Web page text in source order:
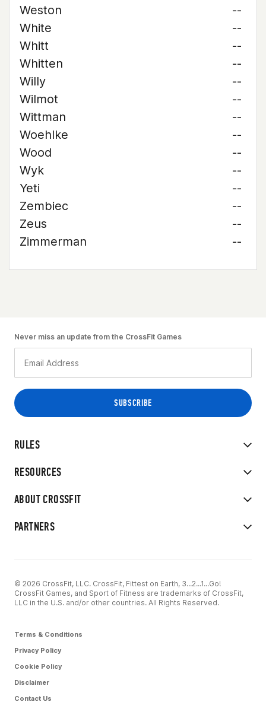
Weston
--
White
--
Whitt
--
Whitten
--
Willy
--
Wilmot
--
Wittman
--
Woehlke
--
Wood
--
Wyk
--
Yeti
--
Zembiec
--
Zeus
--
Zimmerman
--
RULES
RESOURCES
ABOUT CROSSFIT
PARTNERS
Never miss an update from the CrossFit Games
© 2026 CrossFit, LLC. CrossFit, Fittest on Earth, 3...2...1...Go!
CrossFit Games, and Sport of Fitness are trademarks of CrossFit,
LLC in the U.S. and/or other countries. All Rights Reserved.
Terms & Conditions
Privacy Policy
Cookie Policy
Disclaimer
Contact Us